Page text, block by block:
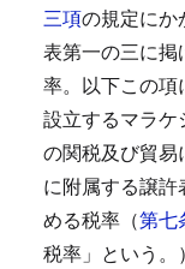
三項の規定にか
表第一の三に
率。以下この
設立するマラ
の関税及び貿
に附属する譲
める税率（第七
税率」という